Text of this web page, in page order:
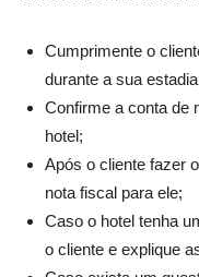
Cumprimente o
durante a sua
Confirme a conta de
hotel;
Após o cliente fazer
nota fiscal para ele;
Caso o hotel tenha
o cliente e explique